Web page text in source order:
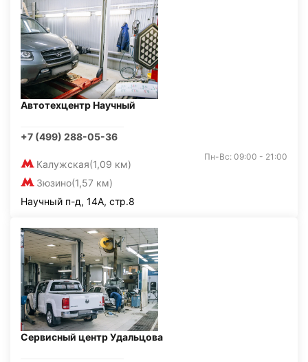
Автотехцентр Научный
+7 (499) 288-05-36
Калужская(1,09 км)
Зюзино(1,57 км)
Пн-Вс: 09:00 - 21:00
Научный п-д, 14А, стр.8
Сервисный центр Удальцова